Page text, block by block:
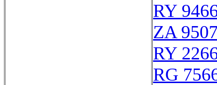
RY
ZA
RY
RG